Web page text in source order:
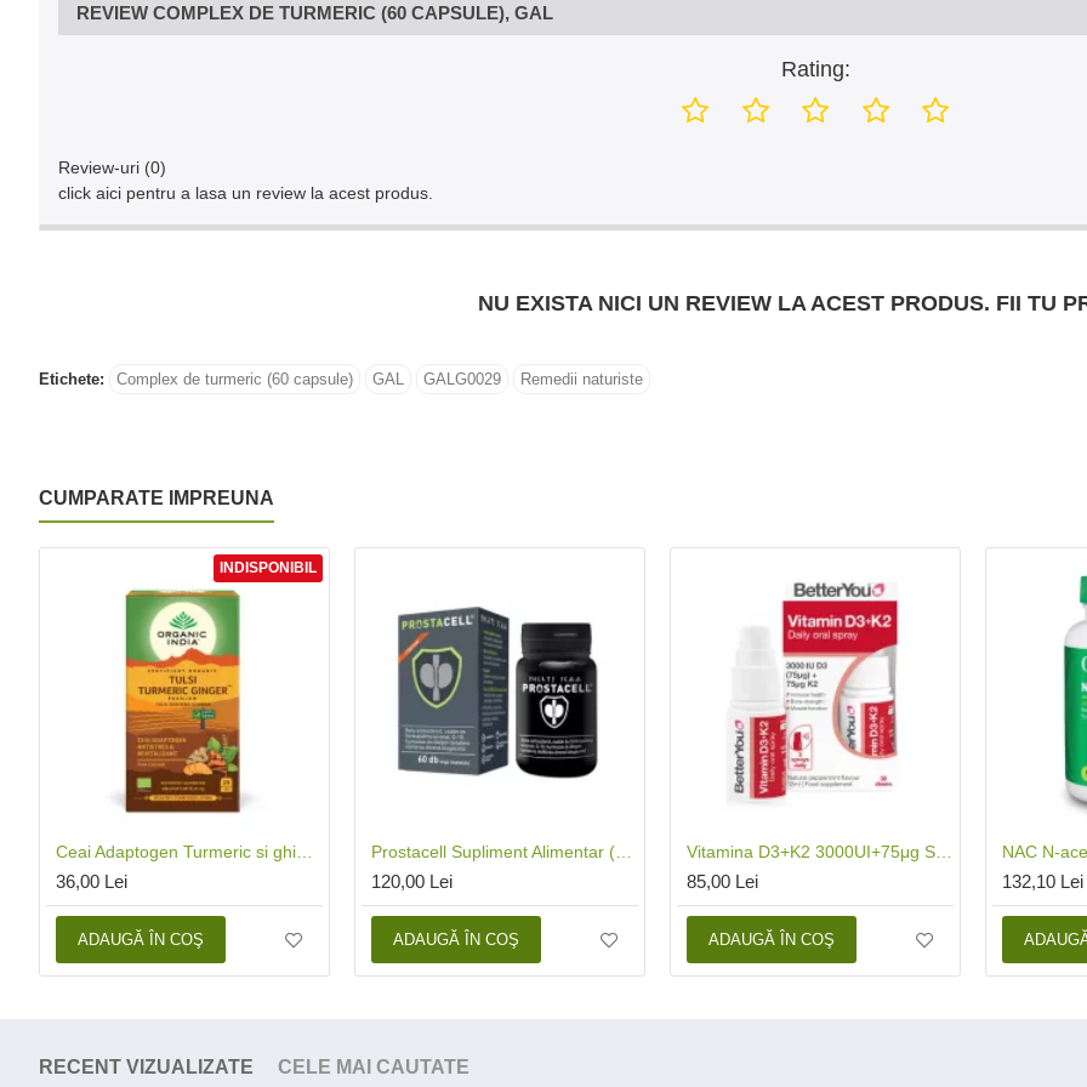
REVIEW COMPLEX DE TURMERIC (60 CAPSULE), GAL
Rating:
Review-uri (0)
click aici pentru a lasa un review la acest produs.
NU EXISTA NICI UN REVIEW LA ACEST PRODUS. FII TU
Etichete: Complex de turmeric (60 capsule) GAL GALG0029 Remedii naturiste
CUMPARATE IMPREUNA
INDISPONIBIL
36,00 Lei
ADAUGĂ ÎN COŞ
120,00 Lei
ADAUGĂ ÎN COŞ
85,00 Lei
ADAUGĂ ÎN COŞ
132,10 Lei
RECENT VIZUALIZATE CELE MAI CAUTATE